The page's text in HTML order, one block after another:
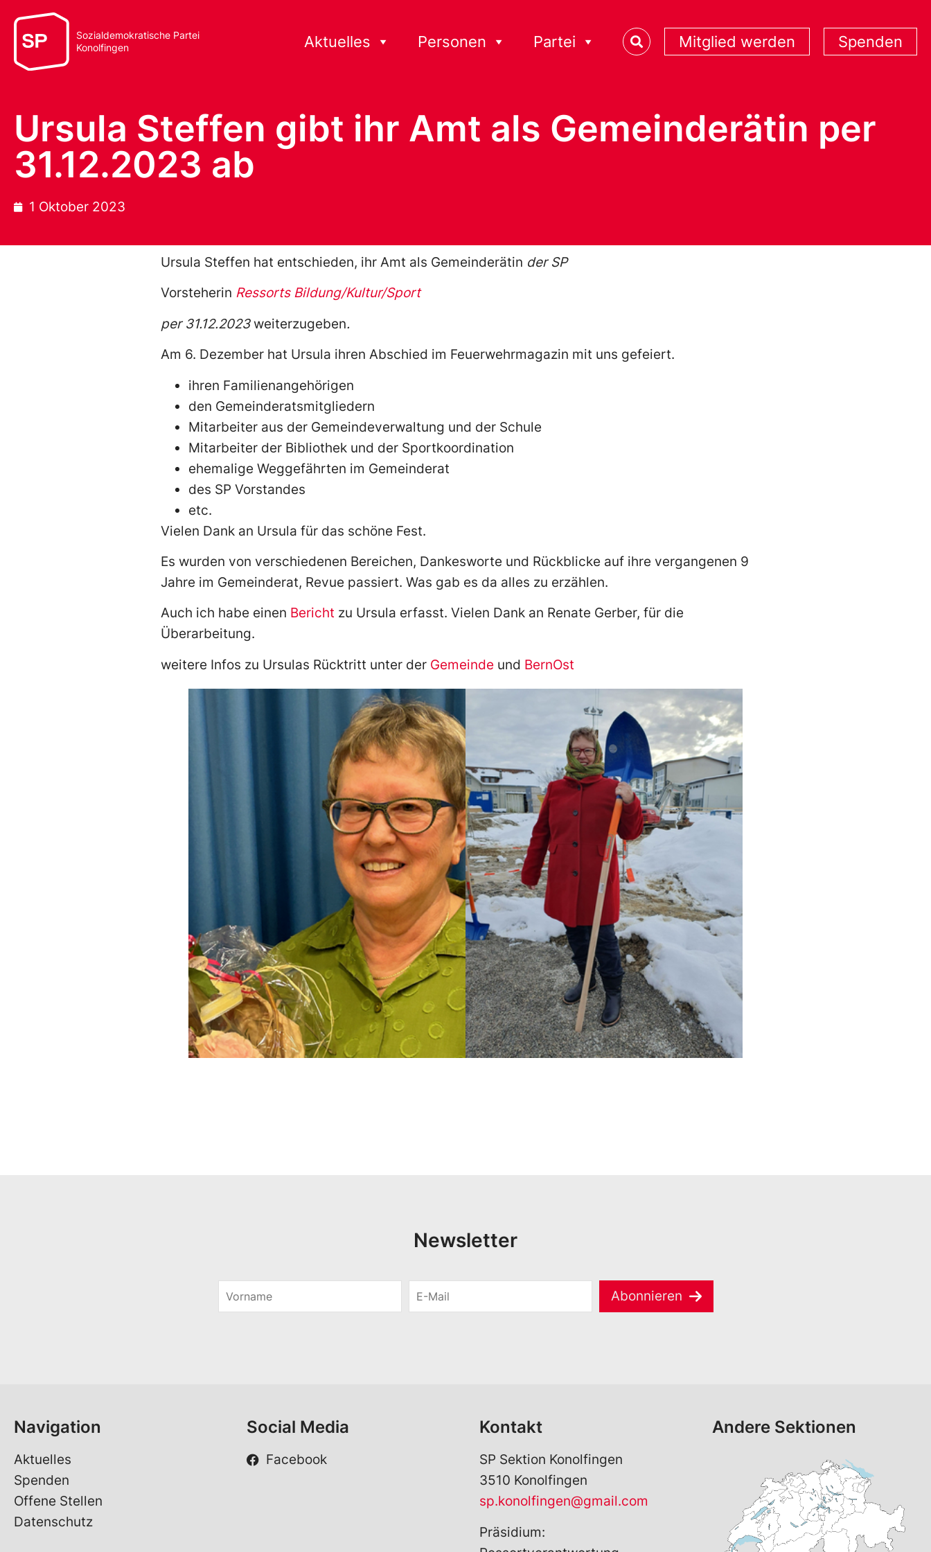
Sozialdemokratische Partei
Konolfingen
Aktuelles Personen Partei Mitglied werden Spenden
Ursula Steffen gibt ihr Amt als Gemeinderätin per
31.12.2023 ab
1 Oktober 2023
Ursula Steffen hat entschieden, ihr Amt als Gemeinderätin der SP
Vorsteherin Ressorts Bildung/Kultur/Sport
per 31.12.2023weiterzugeben.
Am 6. Dezember hat Ursula ihren Abschied im Feuerwehrmagazin mit uns gefeiert.
ihren Familienangehörigen
den Gemeinderatsmitgliedern
Mitarbeiter aus der Gemeindeverwaltung und der Schule
Mitarbeiter der Bibliothek und der Sportkoordination
ehemalige Weggefährten im Gemeinderat
des SP Vorstandes
etc.
Vielen Dank an Ursula für das schöne Fest.
Es wurden von verschiedenen Bereichen, Dankesworte und Rückblicke auf ihre vergangenen 9
Jahre im Gemeinderat, Revue passiert. Was gab es da alles zu erzählen.
Auch ich habe einen Bericht zu Ursula erfasst. Vielen Dank an Renate Gerber, für die
Überarbeitung.
weitere Infos zu Ursulas Rücktritt unter der Gemeinde und BernOst
Newsletter
r
M
Abonnieren
Navigation
Aktuelles
Spenden
Offene Stellen
Datenschutz
Social Media
Facebook
Kontakt
SP Sektion Konolfingen
3510 Konolfingen
sp.konolfingen@gmail.com
Präsidium:
Andere Sektionen